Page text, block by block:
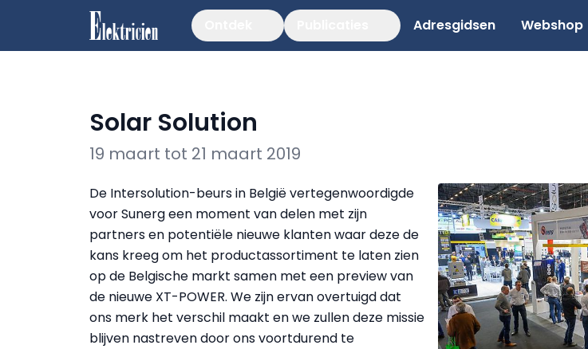
Adresgidsen Webshop
Solar Solution
19 maart tot 21 maart 2019
De Intersolution-beurs in België vertegenwoordigde
voor Sunerg een moment van delen met zijn
partners en potentiële nieuwe klanten waar deze de
kans kreeg om het productassortiment te laten zien
op de Belgische markt samen met een preview van
de nieuwe XT-POWER. We zijn ervan overtuigd dat
ons merk het verschil maakt en we zullen deze missie
blijven nastreven door ons voortdurend te